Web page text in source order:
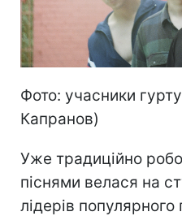
Фото: учасники
Капранов)
Уже традиційно
піснями велася на
лідерів популярного